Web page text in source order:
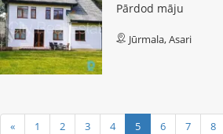
Pārdod māju
Jūrmala, Asari
« 1 2 3 4 5 6 7 8